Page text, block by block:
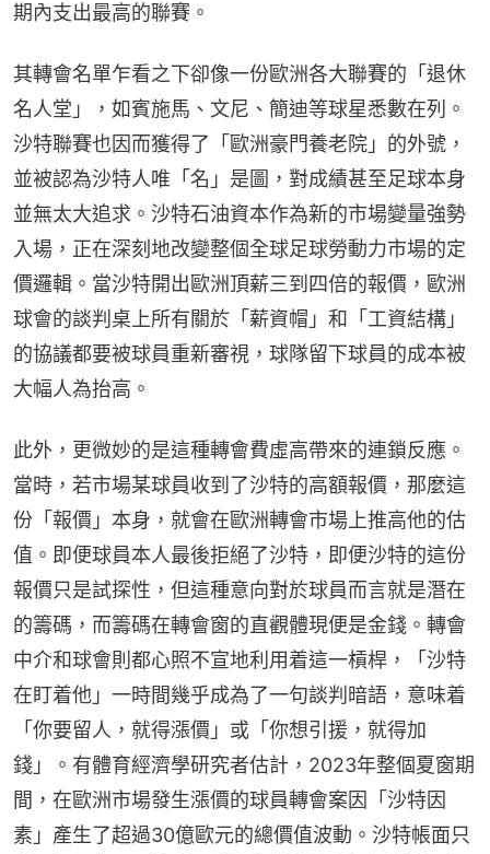
期內支出最高的聯賽。
其轉會名單乍看之下卻像一份歐洲各大聯賽的「退休
名人堂」，如賓施馬、文尼、簡迪等球星悉數在列。
沙特聯賽也因而獲得了「歐洲豪門養老院」的外號，
並被認為沙特人唯「名」是圖，對成績甚至足球本身
並無太大追求。沙特石油資本作為新的市場變量強勢
入場，正在深刻地改變整個全球足球勞動力市場的定
價邏輯。當沙特開出歐洲頂薪三到四倍的報價，歐洲
球會的談判桌上所有關於「薪資帽」和「工資結構」
的協議都要被球員重新審視，球隊留下球員的成本被
大幅人為抬高。
此外，更微妙的是這種轉會費虛高帶來的連鎖反應。
當時，若市場某球員收到了沙特的高額報價，那麼這
份「報價」本身，就會在歐洲轉會市場上推高他的估
值。即便球員本人最後拒絕了沙特，即便沙特的這份
報價只是試探性，但這種意向對於球員而言就是潛在
的籌碼，而籌碼在轉會窗的直觀體現便是金錢。轉會
中介和球會則都心照不宣地利用着這一槓桿，「沙特
在盯着他」一時間幾乎成為了一句談判暗語，意味着
「你要留人，就得漲價」或「你想引援，就得加
錢」。有體育經濟學研究者估計，2023年整個夏窗期
間，在歐洲市場發生漲價的球員轉會案因「沙特因
素」產生了超過30億歐元的總價值波動。沙特帳面只